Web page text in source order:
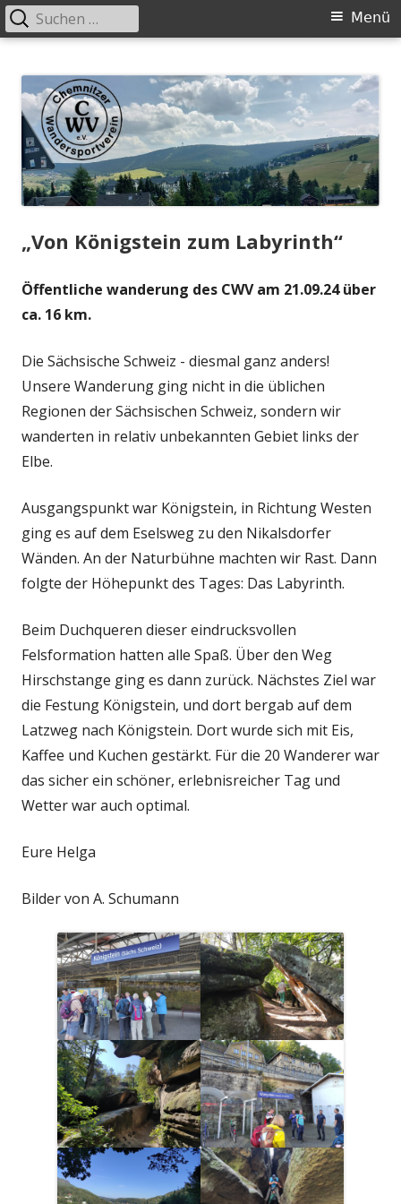
zum
Inhalt
eV.
Primäres
Menü
Suchen
nach:
„Von Königstein zum Labyrinth“
Öffentliche wanderung des CWV am 21.09.24 über
ca. 16 km.
Die Sächsische Schweiz - diesmal ganz anders!
Unsere Wanderung ging nicht in die üblichen
Regionen der Sächsischen Schweiz, sondern wir
wanderten in relativ unbekannten Gebiet links der
Elbe.
Ausgangspunkt war Königstein, in Richtung Westen
ging es auf dem Eselsweg zu den Nikalsdorfer
Wänden. An der Naturbühne machten wir Rast. Dann
folgte der Höhepunkt des Tages: Das Labyrinth.
Beim Duchqueren dieser eindrucksvollen
Felsformation hatten alle Spaß. Über den Weg
Hirschstange ging es dann zurück. Nächstes Ziel war
die Festung Königstein, und dort bergab auf dem
Latzweg nach Königstein. Dort wurde sich mit Eis,
Kaffee und Kuchen gestärkt. Für die 20 Wanderer war
das sicher ein schöner, erlebnisreicher Tag und
Wetter war auch optimal.
Eure Helga
Bilder von A. Schumann